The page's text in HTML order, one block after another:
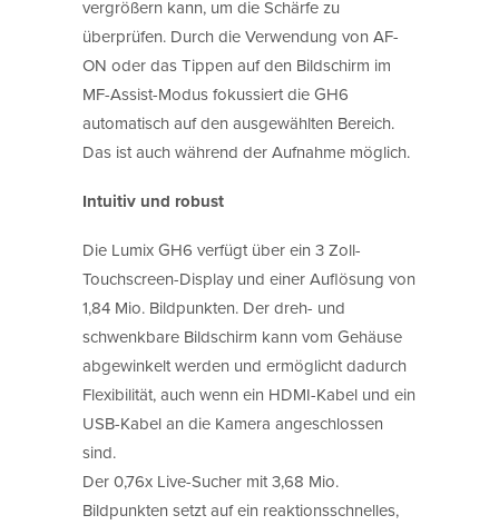
vergrößern kann, um die Schärfe zu
überprüfen. Durch die Verwendung von AF-
ON oder das Tippen auf den Bildschirm im
MF-Assist-Modus fokussiert die GH6
automatisch auf den ausgewählten Bereich.
Das ist auch während der Aufnahme möglich.
Intuitiv und robust
Die Lumix GH6 verfügt über ein 3 Zoll-
Touchscreen-Display und einer Auflösung von
1,84 Mio. Bildpunkten. Der dreh- und
schwenkbare Bildschirm kann vom Gehäuse
abgewinkelt werden und ermöglicht dadurch
Flexibilität, auch wenn ein HDMI-Kabel und ein
USB-Kabel an die Kamera angeschlossen
sind.
Der 0,76x Live-Sucher mit 3,68 Mio.
Bildpunkten setzt auf ein reaktionsschnelles,